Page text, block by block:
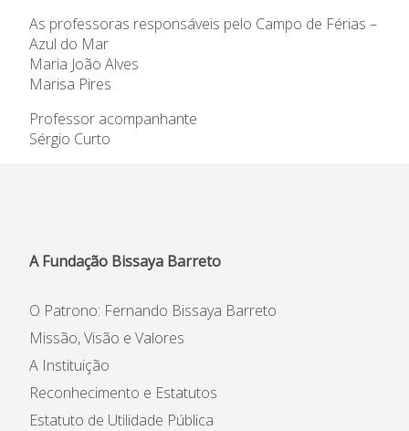
As professoras responsáveis pelo Campo de Férias –
Azul do Mar
Maria João Alves
Marisa Pires
Professor acompanhante
Sérgio Curto
A Fundação Bissaya Barreto
O Patrono: Fernando Bissaya Barreto
Missão, Visão e Valores
A Instituição
Reconhecimento e Estatutos
Estatuto de Utilidade Pública